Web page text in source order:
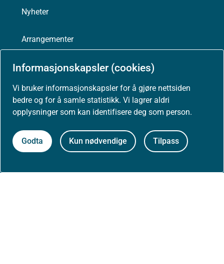
Informasjonskapsler (cookies)
Vi bruker informasjonskapsler for å gjøre nettsiden
bedre og for å samle statistikk. Vi lagrer aldri
opplysninger som kan identifisere deg som person.
Godta Kun nødvendige Tilpass
Nyheter
Arrangementer
Høringer
Presse
Om nettstedet